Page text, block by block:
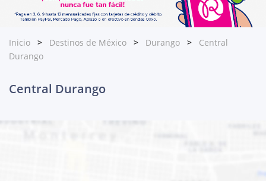
Inicio Destinos de México Durango
Central
Durango
Central Durango